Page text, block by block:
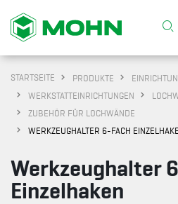
STARTSEITE PRODUKTE
WERKSTATTEINRICHTUNGEN
ZUBEHÖR FÜR LOCHWÄNDE
WERKZEUGHALTER 6-FACH
Werkzeughalter
Einzelhaken